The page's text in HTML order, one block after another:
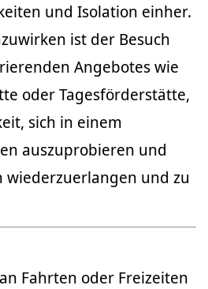
und Isolation einher.
ist der Besuch
Angebotes wie
oder Tagesförderstätte,
sich in einem
auszuprobieren und
wiederzuerlangen und zu
Fahrten oder Freizeiten